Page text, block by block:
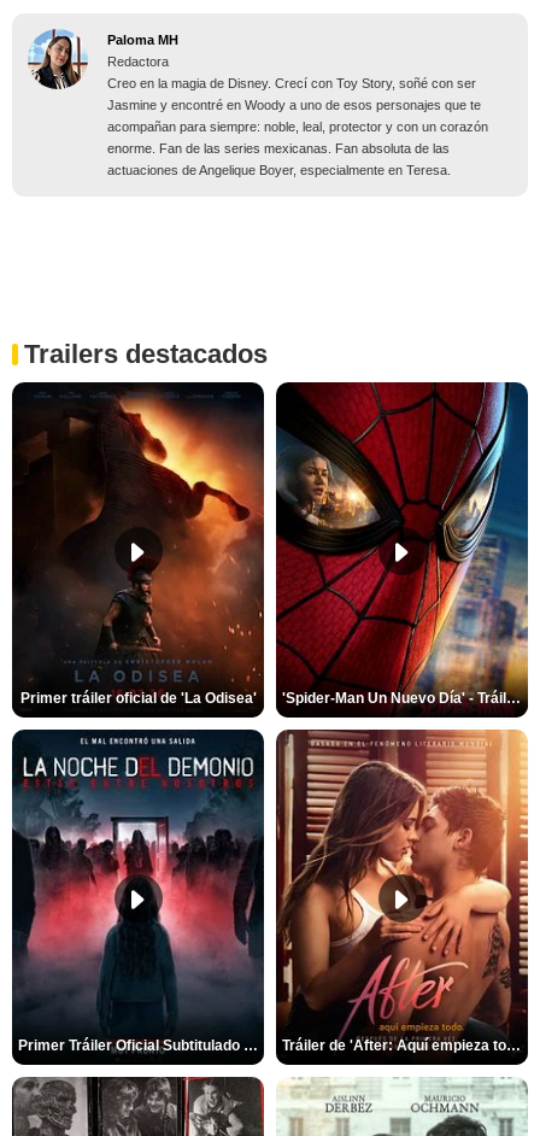
Paloma MH
Redactora
Creo en la magia de Disney. Crecí con Toy Story, soñé con ser
Jasmine y encontré en Woody a uno de esos personajes que te
acompañan para siempre: noble, leal, protector y con un corazón
enorme. Fan de las series mexicanas. Fan absoluta de las
actuaciones de Angelique Boyer, especialmente en Teresa.
Trailers destacados
Primer tráiler oficial de 'La Odisea' 'Spider-Man Un Nuevo Día' - Tráiler oficial subtitulado
Primer Tráiler Oficial Subtitulado de 'La Noche Del Demonio: Están Entre Nosotros' Tráiler de 'After: Aquí empieza todo'